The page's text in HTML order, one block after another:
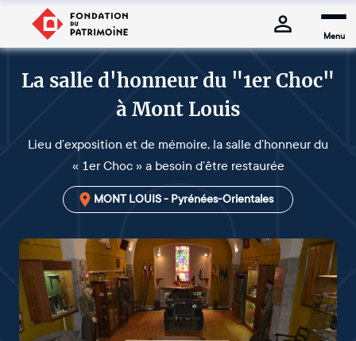
Menu
La salle d'honneur du "1er Choc"
à Mont Louis
Lieu d’exposition et de mémoire, la salle d’honneur du
« 1er Choc » a besoin d’être restaurée
MONT LOUIS - Pyrénées-Orientales